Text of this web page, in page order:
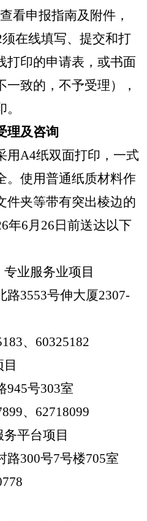
看申报指南及附件，
在线填写、提交和打
打印的申请表，或书面
致的，不予受理），
理及咨询
A4纸双面打印，一式
。使用普通纸质材料作
件夹等带有突出棱边的
年6月26日前送达以下
业服务业项目
3553号伸大厦2307-
、60325182
号303室
、62718099
平台项目
300号7号楼705室